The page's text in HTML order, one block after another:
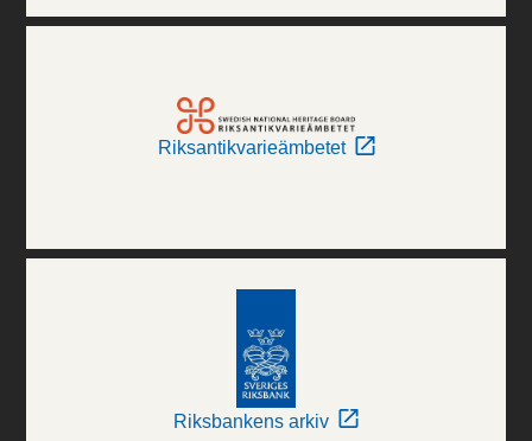
Riksantikvarieämbetet
Riksbankens arkiv